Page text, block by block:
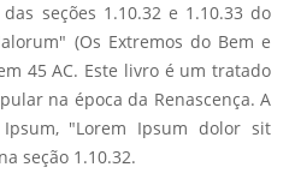
seções 1.10.32 e 1.10.33 do
(Os Extremos do Bem e
45 AC. Este livro é um tratado
na época da Renascença. A
"Lorem Ipsum dolor sit
seção 1.10.32.